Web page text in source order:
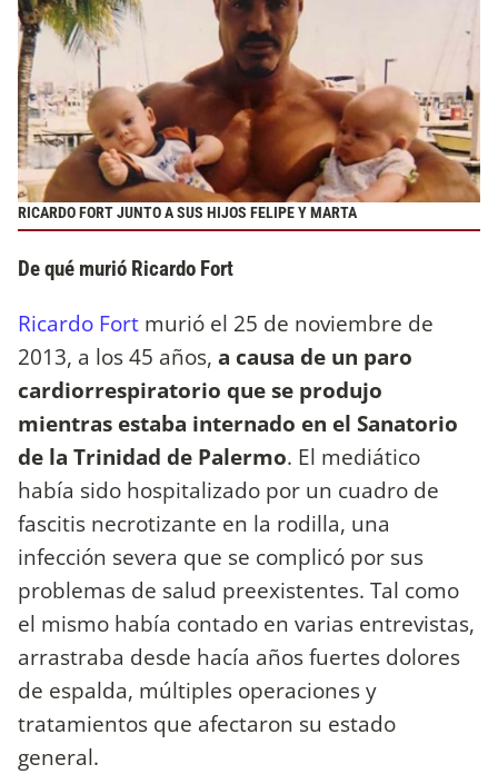
RICARDO FORT JUNTO A SUS HIJOS FELIPE Y MARTA
De qué murió Ricardo Fort
Ricardo Fort murió el 25 de noviembre de
2013, a los 45 años, a causa de un paro
cardiorrespiratorio que se produjo
mientras estaba internado en el Sanatorio
de la Trinidad de Palermo. El mediático
había sido hospitalizado por un cuadro de
fascitis necrotizante en la rodilla, una
infección severa que se complicó por sus
problemas de salud preexistentes. Tal como
el mismo había contado en varias entrevistas,
arrastraba desde hacía años fuertes dolores
de espalda, múltiples operaciones y
tratamientos que afectaron su estado
general.